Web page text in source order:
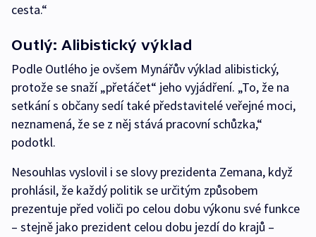
cesta.“
Outlý: Alibistický výklad
Podle Outlého je ovšem Mynářův výklad alibistický,
protože se snaží „přetáčet“ jeho vyjádření. „To, že na
setkání s občany sedí také představitelé veřejné moci,
neznamená, že se z něj stává pracovní schůzka,“
podotkl.
Nesouhlas vyslovil i se slovy prezidenta Zemana, když
prohlásil, že každý politik se určitým způsobem
prezentuje před voliči po celou dobu výkonu své funkce
– stejně jako prezident celou dobu jezdí do krajů –